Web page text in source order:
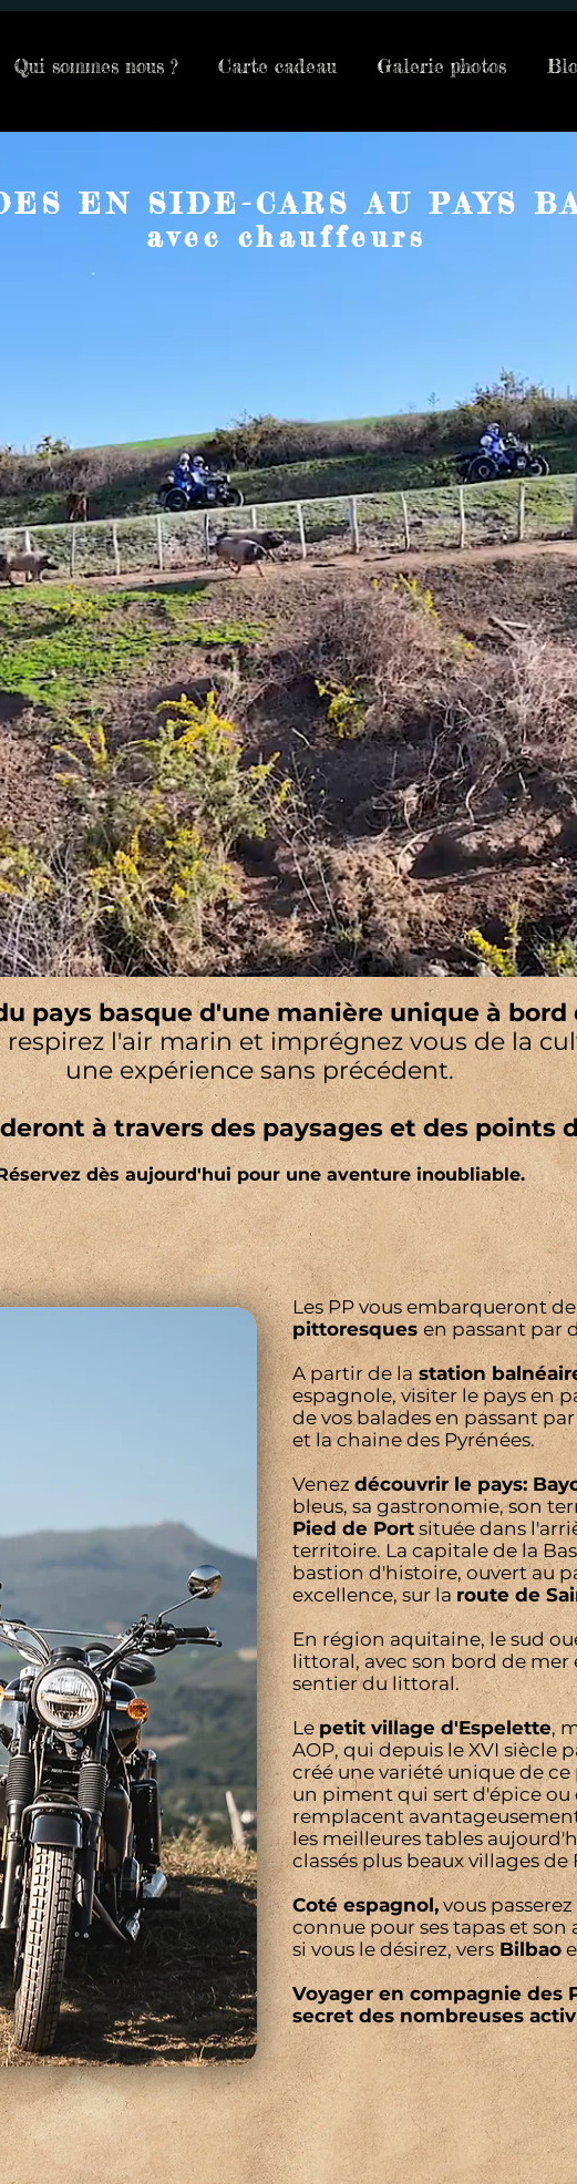
Qui sommes nous ? Carte cadeau Galerie photos
EN SIDE-CARS AU PAYS
avec chauffeurs
pays basque d'une manière unique à bord
respirez l'air marin et imprégnez vous de la
une expérience sans précédent.
à travers des paysages et des points
dès aujourd'hui pour une aventure inoubliable.
Les PP vous embarqueront
pittoresquesen passant par
A partir de lastation
espagnole, visiter le pays en
de vos balades en passant
et la chaine des Pyrénées.
Venez découvrir le pays:
bleus, sa gastronomie, son
Pied de Portsituée dans
territoire. La capitale de la
bastion d'histoire, ouvert au
excellence, sur laroute de
En région aquitaine, le sud
littoral, avec son bord de mer
sentier du littoral.
Lepetit village d'Espelette,
AOP, qui depuis le XVI siècle
créé une variété unique de
un piment qui sert d'épice ou
remplacent
les meilleures tables
classés plus beaux villages de
Coté espagnol,vous
connue pour ses tapas et son
si vous le désirez, versBilbao
Voyager en compagnie des
secret des nombreuses